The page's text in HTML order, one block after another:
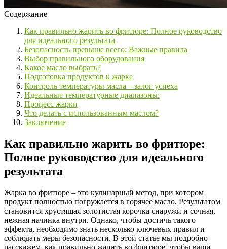
Содержание
Как правильно жарить во фритюре: Полное руководство
для идеального результата
Безопасность превыше всего: Важные правила
Выбор правильного оборудования
Какое масло выбрать?
Подготовка продуктов к жарке
Контроль температуры масла – залог успеха
Идеальные температурные диапазоны:
Процесс жарки
Что делать с использованным маслом?
Заключение
Как правильно жарить во фритюре:
Полное руководство для идеального
результата
Жарка во фритюре – это кулинарный метод, при котором
продукт полностью погружается в горячее масло. Результатом
становится хрустящая золотистая корочка снаружи и сочная,
нежная начинка внутри. Однако, чтобы достичь такого
эффекта, необходимо знать несколько ключевых правил и
соблюдать меры безопасности. В этой статье мы подробно
расскажем, как правильно жарить во фритюре, чтобы ваши